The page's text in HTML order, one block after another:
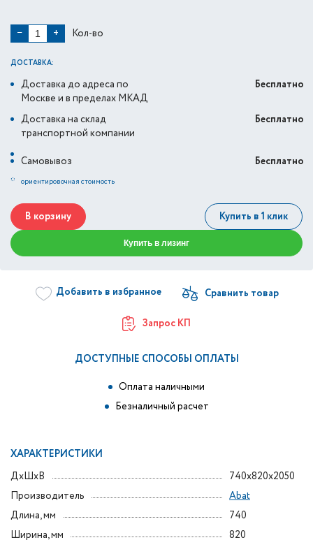
− + Кол-во
ДОСТАВКА:
Доставка до адреса по
Москве и в пределах МКАД
Бесплатно
Доставка на склад
транспортной компании
Бесплатно
Самовывоз
Бесплатно
* ориентировочная стоимость
В корзину Купить в 1 клик
Купить в лизинг
Добавить в избранное
Запрос КП
ДОСТУПНЫЕ СПОСОБЫ ОПЛАТЫ
Оплата наличными
Безналичный расчет
ХАРАКТЕРИСТИКИ
ДxШxВ
740x820x2050
Производитель
Abat
Длина, мм
740
Ширина, мм
820